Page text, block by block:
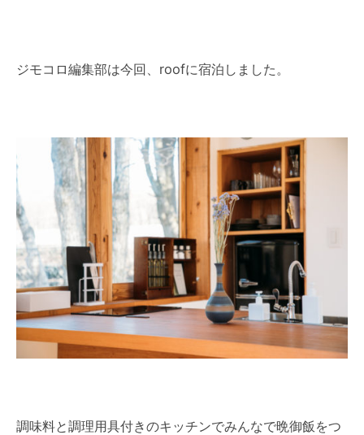
ジモコロ編集部は今回、roofに宿泊しました。
調味料と調理用具付きのキッチンでみんなで晩御飯をつ